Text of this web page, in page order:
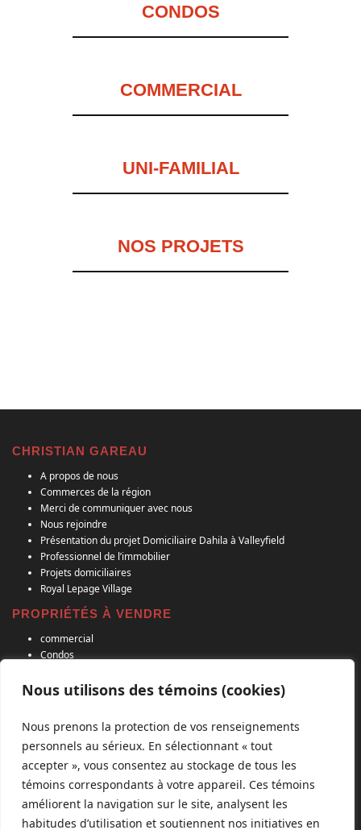
Nous utilisons des témoins (cookies)
Nous prenons la protection de vos renseignements
personnels au sérieux. En sélectionnant « tout
accepter », vous consentez au stockage de tous les
témoins correspondants à votre appareil. Ces témoins
améliorent la navigation sur le site, analysent les
habitudes d’utilisation et soutiennent nos initiatives en
CONDOS
COMMERCIAL
UNI-FAMILIAL
NOS PROJETS
CHRISTIAN GAREAU
A propos de nous
Commerces de la région
Merci de communiquer avec nous
Nous rejoindre
Présentation du projet Domiciliaire Dahila à Valleyfield
Professionnel de l’immobilier
Projets domiciliaires
Royal Lepage Village
PROPRIÉTÉS À VENDRE
commercial
Condos
Propriété à revenu
Terrain residentiel
Uni-Familial
RECENT POSTS
Agent immobilier premier au Canada